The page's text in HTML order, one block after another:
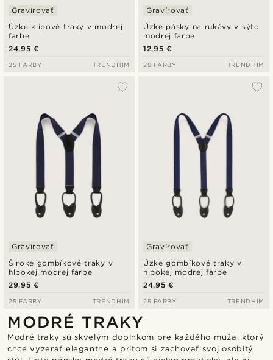
Úzke klipové traky v modrej
farbe
Gravírovať
24,95 €
25 FARBY TRENDHIM
Úzke pásky na rukávy v sýto
modrej farbe
Gravírovať
12,95 €
29 FARBY TRENDHIM
Široké gombíkové traky v
hlbokej modrej farbe
Gravírovať
29,95 €
25 FARBY TRENDHIM
Úzke gombíkové traky v
hlbokej modrej farbe
Gravírovať
24,95 €
25 FARBY TRENDHIM
MODRÉ TRAKY
Modré traky sú skvelým doplnkom pre každého muža, ktorý
chce vyzerať elegantne a pritom si zachovať svoj osobitý